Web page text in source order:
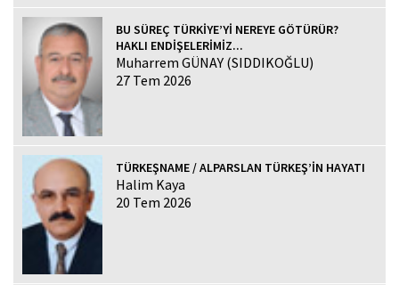
BU SÜREÇ TÜRKİYE’Yİ NEREYE GÖTÜRÜR?
HAKLI ENDİŞELERİMİZ...
Muharrem GÜNAY (SIDDIKOĞLU)
27 Tem 2026
TÜRKEŞNAME / ALPARSLAN TÜRKEŞ’İN HAYATI
Halim Kaya
20 Tem 2026